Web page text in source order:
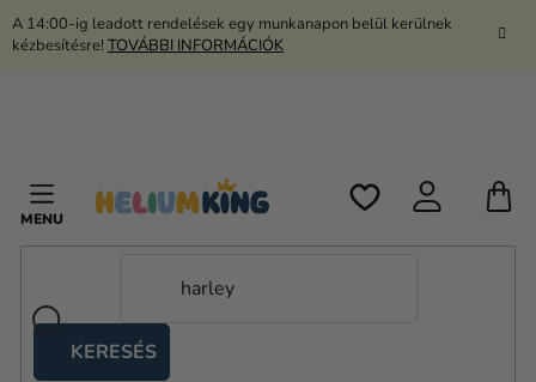
Ugrás
A 14:00-ig leadott rendelések egy munkanapon belül kerülnek
kézbesítésre! TOVÁBBI INFORMÁCIÓK
KERESÉS